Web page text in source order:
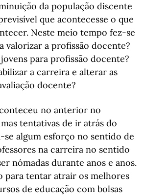
da população discente
que acontecesse o que
Neste meio tempo fez-se
valorizar a profissão docente?
para profissão docente?
a carreira e alterar as
docente?
no anterior no
tentativas de ir atrás do
algum esforço no sentido de
na carreira no sentido
nómadas durante anos e anos.
para tentar atrair os melhores
de educação com bolsas